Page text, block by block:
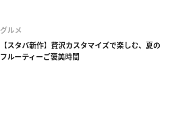
グルメ
【スタバ新作】贅沢カスタマイズで楽しむ、夏の
フルーティーご褒美時間